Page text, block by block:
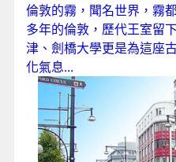
倫敦的霧，聞名世界，霧
多年的倫敦，歷代王室留
津、劍橋大學更是為這座
化氣息...